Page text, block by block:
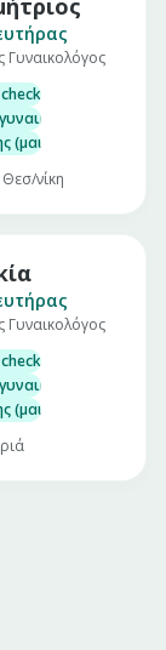
Γυναικολόγος
up (επίσκεψη)
(μαιευτικός
νίκη
Γυναικολόγος
up (επίσκεψη)
(μαιευτικός